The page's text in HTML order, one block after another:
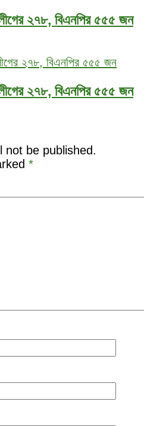
২৭৮, বিএনপির ৫৫৫ জন
২৭৮, বিএনপির ৫৫৫ জন
not be published.
*